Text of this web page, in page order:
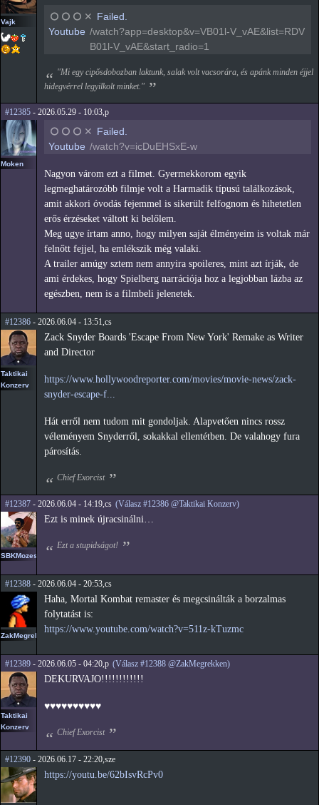
Vajk ⭘ ⭘ ⭘ ✕ Failed.
Youtube /watch?app=desktop&v=VB01l-V_vAE&list=RDV
B01l-V_vAE&start_radio=1
"Mi egy cipősdobozban laktunk, salak volt vacsorára, és apánk minden éjjel
hidegvérrel legyilkolt minket."
#12385 - 2026.05.29 - 10:03,p
Moken
⭘ ⭘ ⭘ ✕ Failed.
Youtube /watch?v=icDuEHSxE-w
Nagyon várom ezt a filmet. Gyermekkorom egyik
legmeghatározóbb filmje volt a Harmadik típusú találkozások,
amit akkori óvodás fejemmel is sikerült felfognom és hihetetlen
erős érzéseket váltott ki belőlem.
Meg ugye írtam anno, hogy milyen saját élményeim is voltak már
felnőtt fejjel, ha emlékszik még valaki.
A trailer amúgy sztem nem annyira spoileres, mint azt írják, de
ami érdekes, hogy Spielberg narrációja hoz a legjobban lázba az
egészben, nem is a filmbeli jelenetek.
#12386 - 2026.06.04 - 13:51,cs
Taktikai
Konzerv
Zack Snyder Boards 'Escape From New York' Remake as Writer
and Director
https://www.hollywoodreporter.com/movies/movie-news/zack-
snyder-escape-f...
Hát erről nem tudom mit gondoljak. Alapvetően nincs rossz
véleményem Snyderről, sokakkal ellentétben. De valahogy fura
párosítás.
Chief Exorcist
#12387 - 2026.06.04 - 14:19,cs (Válasz #12386 @Taktikai Konzerv)
SBKMozes
Ezt is minek újracsinálni…
Ezt a stupidságot!
#12388 - 2026.06.04 - 20:53,cs
ZakMegrekken
Haha, Mortal Kombat remaster és megcsinálták a borzalmas
folytatást is:
https://www.youtube.com/watch?v=511z-kTuzmc
#12389 - 2026.06.05 - 04:20,p (Válasz #12388 @ZakMegrekken)
Taktikai
Konzerv
DEKURVAJO!!!!!!!!!!!!
♥️♥️♥️♥️♥️♥️♥️♥️♥️♥️
Chief Exorcist
#12390 - 2026.06.17 - 22:20,sze
https://youtu.be/62bIsvRcPv0